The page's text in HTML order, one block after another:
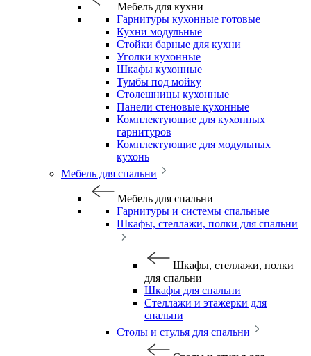
Мебель для кухни
Гарнитуры кухонные готовые
Кухни модульные
Стойки барные для кухни
Уголки кухонные
Шкафы кухонные
Тумбы под мойку
Столешницы кухонные
Панели стеновые кухонные
Комплектующие для кухонных
гарнитуров
Комплектующие для модульных
кухонь
Мебель для спальни
Мебель для спальни
Гарнитуры и системы спальные
Шкафы, стеллажи, полки для спальни
Шкафы, стеллажи, полки
для спальни
Шкафы для спальни
Стеллажи и этажерки для
спальни
Столы и стулья для спальни